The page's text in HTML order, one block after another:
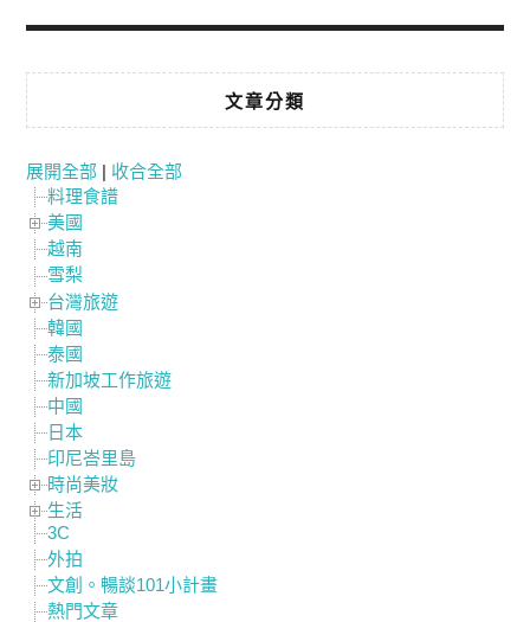
文章分類
展開全部 | 收合全部
料理食譜
美國
越南
雪梨
台灣旅遊
韓國
泰國
新加坡工作旅遊
中國
日本
印尼峇里島
時尚美妝
生活
3C
外拍
文創。暢談101小計畫
熱門文章